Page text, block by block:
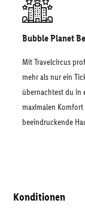
Bubble Planet
Mit Travelcircus
mehr als nur ein
übernachtest du in
maximalen
beeindruckende
Konditionen